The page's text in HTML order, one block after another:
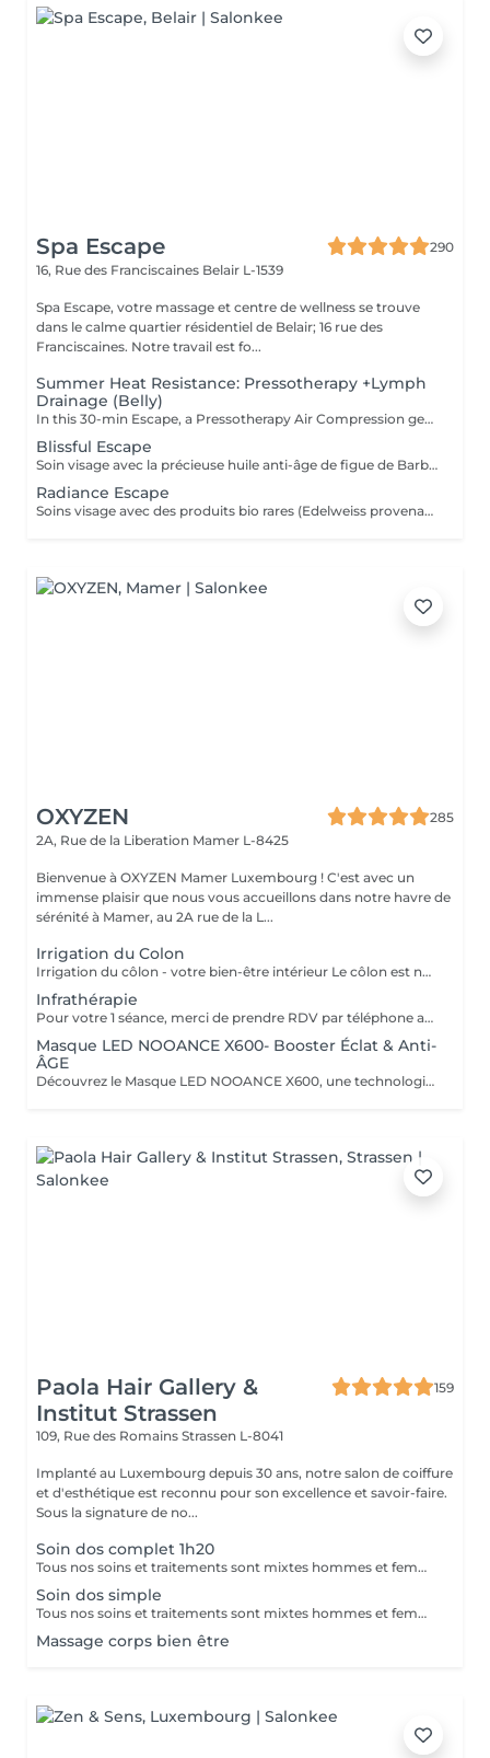
Spa Escape
290
16, Rue des Franciscaines Belair L-1539
Spa Escape, votre massage et centre de wellness se trouve
dans le calme quartier résidentiel de Belair; 16 rue des
Franciscaines. Notre travail est fo...
Summer Heat Resistance: Pressotherapy +Lymph
Drainage (Belly)
In this 30-min Escape, a Pressotherapy Air Compression gently tightens & relaxes the legs to boosts lymphatic drainage and reduces water retention. We add a Lymphatic Drainage Belly Massage to soothe tension and/or toxins caught in the tummy area. Your legs, and feet feel lighter, your body feels less bloated. This offer is available on Tuesday to Thursday from 10 to 3pm.
Blissful Escape
Soin visage avec la précieuse huile anti-âge de figue de Barbarie suivi d'un massage crânien + visage, cou, épaules puis un massage oriental des pieds et des jambes. Ce soin commence par un rafraîchissement stimulant des pieds pour favoriser la circulation sanguine et la relaxation.
Radiance Escape
Soins visage avec des produits bio rares (Edelweiss provenant des montagnes et Punarvana plante ayurvédique) + 60 minutes de massage aromatique. Ce soin commence par un rafraîchissement stimulant des pieds pour favoriser la circulation sanguine et la relaxation.
OXYZEN
285
2A, Rue de la Liberation Mamer L-8425
Bienvenue à OXYZEN Mamer Luxembourg ! C'est avec un
immense plaisir que nous vous accueillons dans notre havre de
sérénité à Mamer, au 2A rue de la L...
Irrigation du Colon
Irrigation du côlon - votre bien-être intérieur Le côlon est notre deuxième cerveau : pour une véritable harmonie, il est essentiel de prendre soin à la fois de son mental et de sa digestion. Une séance se déroule en deux temps : - Un échange personnalisé sur votre hygiène de vie, afin de vous donner des conseils alimentaires adaptés.( + ou - 30 minutes) - La séance d'irrigation ( + ou - 45 minutes), réalisée en douceur avec un appareil spécialisé, pour purifier et régénérer votre système digestif. Bienfaits : * Soulage ballonnements et lourdeurs * Améliore le transit * Élimine gaz et fermentations * Favorise une flore intestinale équilibrée * Apporte légèreté, vitalité et détente L'extérieur reflète l'intérieur : une peau lumineuse et un bien-être visible commencent par un côlon équilibré. Pour plus d'informations, consultez notre site : https://www.oxyzen.lu/massages/irrigation-du-colon.html
Infrathérapie
Pour votre 1 séance, merci de prendre RDV par téléphone afin que nous puissions définir ensemble le programme le plus adapté à vos attentes : +352 661 271 063 Infrathérapie Vital Dome une chaleur douce et profonde Souvent comparée au sauna, l'infrathérapie est différente : elle utilise les infrarouges longs (sans lumière, chaleur progressive). Résultat : une élimination jusqu'à 20 fois plus de toxines et metaux lourds qu'un sauna classique, tout en apportant confort et détente. Bienfaits : * Détox : élimine toxines et métaux lourds, relance le drainage, oxygène les tissus. * Beauté : raffermit, régénère la peau, atténue rides et cellulite. * Relaxation : réduit stress, tensions nerveuses et améliore le sommeil. * Sport : récupération, oxygénation musculaire, réduit courbatures et raideurs. * Santé : stimule l'immunité, apaise douleurs articulaires et rhumatismes. * Saisons : en hiver, réchauffe durablement et prévient les maux ; en été, soulage jambes lourdes et rétention d'eau. Avec ses 38 programmes personnalisés, l'infrathérapie s'adapte à vos besoins Cure conseillée : 1 à 2 séances par semaine pendant 5 semaines, puis 1 toutes les 1 à 2 semaines. Tarifs : séance 45 min 49€ | séance 60 min 59€ | forfaits disponibles : Séances de 45 min 5 séances : 200€ 10 séances : 350€ 20 séances : 600€ Séances de 60 min. 1 séance de 1h : 59€ 5 séances : 240€ 10 séances : 475€ 20 séances : 850€ Pour plus d'informations, consultez notre site : https://www.oxyzen.lu/massages/infratherapie.html
Masque LED NOOANCE X600- Booster Éclat & Anti-
ÂGE
Découvrez le Masque LED NOOANCE X600, une technologie de luminothérapie conçue pour améliorer l'éclat de la peau, stimuler le collagène et aider à réduire les signes de fatigue et de l'âge en seulement 10 minutes. Séance découverte : 15€ au lieu de 20€ Si vous testez le masque puis décidez de l'acheter chez OXYZEN MAMER : 10% de remise sur le masque NOOANCE X600 : 629,10€ au lieu de 699€ Séance découverte remboursée : -20€ 2 séances d'Infrathérapie offertes d'une valeur de 98€ Soit un avantage total de 187,90€ offert chez OXYZEN MAMER. L'association du Masque NOOANCE X600 et de l'Infrathérapie permet d'optimiser les résultats grâce à une meilleure stimulation et récupération cellulaire.
Paola Hair Gallery &
Institut Strassen
159
109, Rue des Romains Strassen L-8041
Implanté au Luxembourg depuis 30 ans, notre salon de coiffure
et d'esthétique est reconnu pour son excellence et savoir-faire.
Sous la signature de no...
Soin dos complet 1h20
Tous nos soins et traitements sont mixtes hommes et femmes. Les traitements en cure sont valables six mois. Sur conseil de votre esthéticienne, des combinaisons de soins et de traitements sont possibles, afin d'obtenir un résultat optimal. Attention certain traitements nécessitent des explications préalables ainsi qu'une commande spécifique des coffrets et de soins personnalisés.
Soin dos simple
Tous nos soins et traitements sont mixtes hommes et femmes. Les traitements en cure sont valables six mois. Sur conseil de votre esthéticienne, des combinaisons de soins et de traitements sont possibles, afin d'obtenir un résultat optimal. Attention certain traitements nécessitent des explications préalables ainsi qu'une commande spécifique des coffrets et de soins personnalisés.
Massage corps bien être